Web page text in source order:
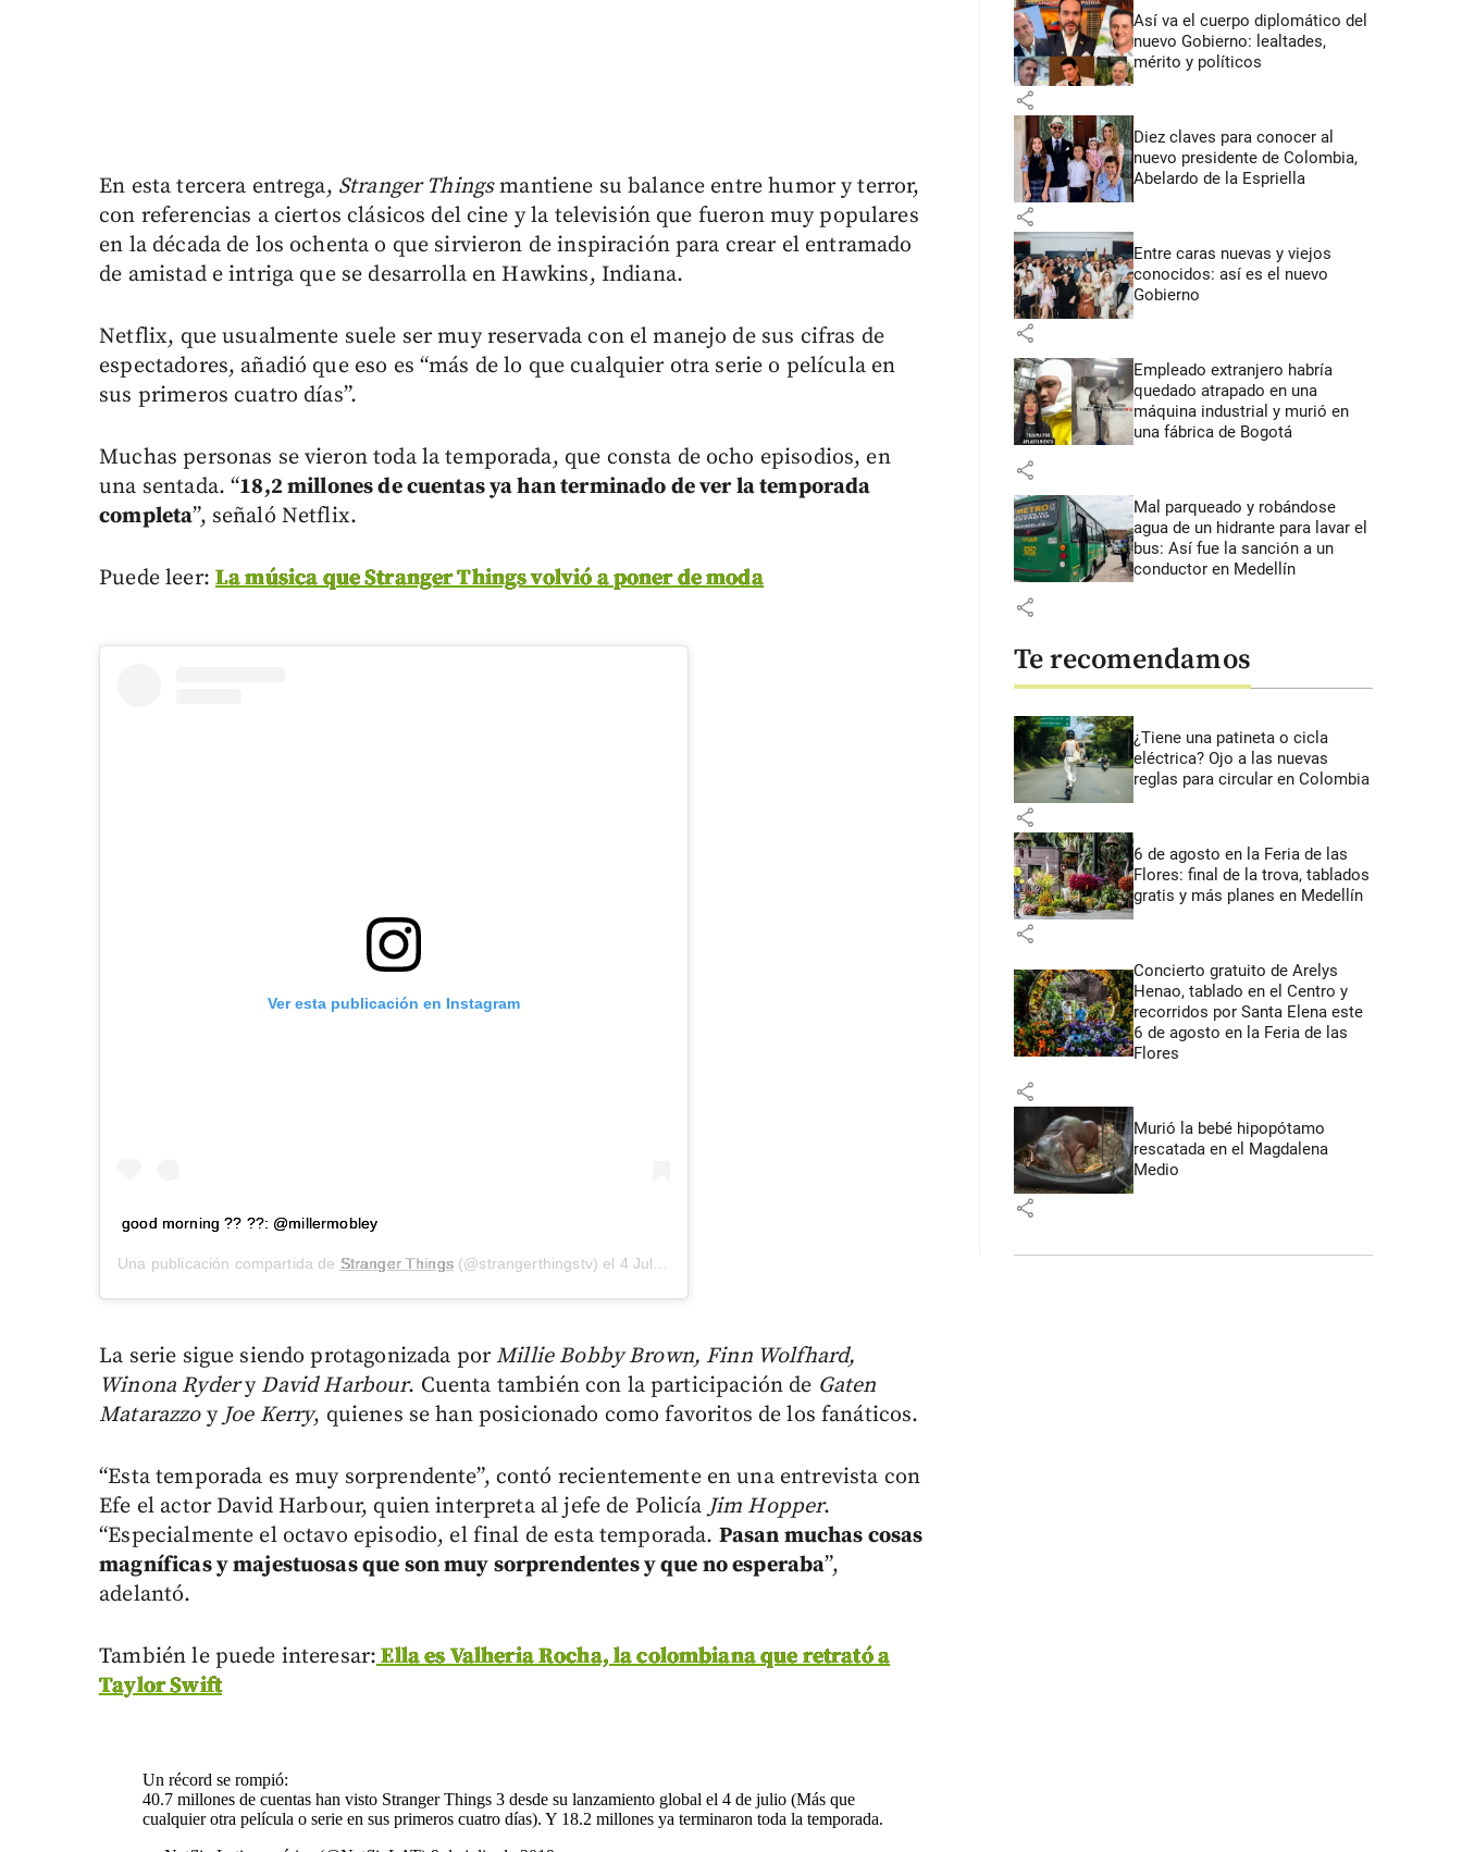
En esta tercera entrega, Stranger Thingsmantiene su balance entre humor y terror,
con referencias a ciertos clásicos del cine y la televisión que fueron muy populares
en la década de los ochenta o que sirvieron de inspiración para crear el entramado
de amistad e intriga que se desarrolla en Hawkins, Indiana.
Netflix, que usualmente suele ser muy reservada con el manejo de sus cifras de
espectadores, añadió que eso es “más de lo que cualquier otra serie o película en
sus primeros cuatro días”.
Muchas personas se vieron toda la temporada, que consta de ocho episodios, en
una sentada. “18,2 millones de cuentas ya han terminado de ver la temporada
completa”, señaló Netflix.
Puede leer: La música que Stranger Things volvió a poner de moda
Ver esta publicación en Instagram
good morning ?? ??: @millermobley
Una publicación compartida de Stranger Things(@strangerthingstv) el 4 Jul, 2019 a las 7:02 PDT
La serie sigue siendo protagonizada por Millie Bobby Brown, Finn Wolfhard,
Winona Rydery David Harbour. Cuenta también con la participación de Gaten
Matarazzo y Joe Kerry, quienes se han posicionado como favoritos de los fanáticos.
“Esta temporada es muy sorprendente”, contó recientemente en una entrevista con
Efe el actor David Harbour, quien interpreta al jefe de Policía Jim Hopper.
“Especialmente el octavo episodio, el final de esta temporada. Pasan muchas cosas
magníficas y majestuosas que son muy sorprendentes y que no esperaba”,
adelantó.
También le puede interesar: Ella es Valheria Rocha, la colombiana que retrató a
Taylor Swift
Un récord se rompió:
40.7 millones de cuentas han visto Stranger Things 3 desde su lanzamiento global el 4 de julio (Más que
cualquier otra película o serie en sus primeros cuatro días). Y 18.2 millones ya terminaron toda la temporada.
Así va el cuerpo diplomático del
nuevo Gobierno: lealtades,
mérito y políticos
share
Diez claves para conocer al
nuevo presidente de Colombia,
Abelardo de la Espriella
share
Entre caras nuevas y viejos
conocidos: así es el nuevo
Gobierno
share
Empleado extranjero habría
quedado atrapado en una
máquina industrial y murió en
una fábrica de Bogotá
share
Mal parqueado y robándose
agua de un hidrante para lavar el
bus: Así fue la sanción a un
conductor en Medellín
share
Te recomendamos
¿Tiene una patineta o cicla
eléctrica? Ojo a las nuevas
reglas para circular en Colombia
share
6 de agosto en la Feria de las
Flores: final de la trova, tablados
gratis y más planes en Medellín
share
Concierto gratuito de Arelys
Henao, tablado en el Centro y
recorridos por Santa Elena este
6 de agosto en la Feria de las
Flores
share
Murió la bebé hipopótamo
rescatada en el Magdalena
Medio
share